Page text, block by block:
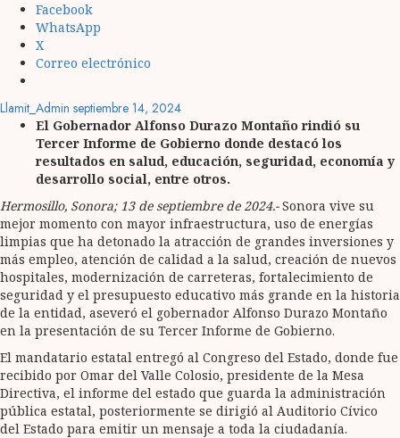
Facebook
WhatsApp
X
Correo electrónico
Llamit_Admin septiembre 14, 2024
El Gobernador Alfonso Durazo Montaño rindió su
Tercer Informe de Gobierno donde destacó los
resultados en salud, educación, seguridad, economía y
desarrollo social, entre otros.
Hermosillo, Sonora; 13 de septiembre de 2024.-Sonora vive su
mejor momento con mayor infraestructura, uso de energías
limpias que ha detonado la atracción de grandes inversiones y
más empleo, atención de calidad a la salud, creación de nuevos
hospitales, modernización de carreteras, fortalecimiento de
seguridad y el presupuesto educativo más grande en la historia
de la entidad, aseveró el gobernador Alfonso Durazo Montaño
en la presentación de su Tercer Informe de Gobierno.
El mandatario estatal entregó al Congreso del Estado, donde fue
recibido por Omar del Valle Colosio, presidente de la Mesa
Directiva, el informe del estado que guarda la administración
pública estatal, posteriormente se dirigió al Auditorio Cívico
del Estado para emitir un mensaje a toda la ciudadanía.